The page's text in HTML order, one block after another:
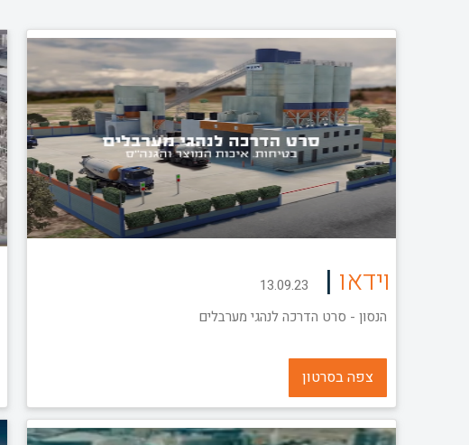
וידאו |
13.09.23
הנסון - סרט הדרכה לנהגי מערבלים
צפה בסרטון